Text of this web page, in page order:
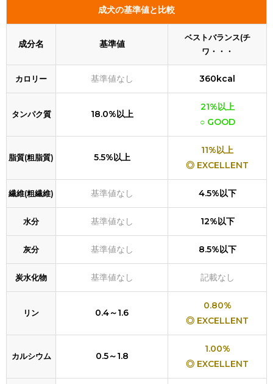
成犬の基準値と比較
成分名 基準値
ベストバランス(チ
ワ・・・
カロリー 基準値なし 360kcal
タンパク質 18.0%以上
21%以上
○ GOOD
脂質(粗脂質) 5.5%以上
11%以上
◎ EXCELLENT
繊維(粗繊維) 基準値なし 4.5%以下
水分 基準値なし 12%以下
灰分 基準値なし 8.5%以下
炭水化物 基準値なし 記載なし
リン 0.4～1.6
0.80%
◎ EXCELLENT
カルシウム 0.5～1.8
1.00%
◎ EXCELLENT